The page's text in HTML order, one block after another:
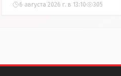
6 августа 2026 г. в 13:10 305